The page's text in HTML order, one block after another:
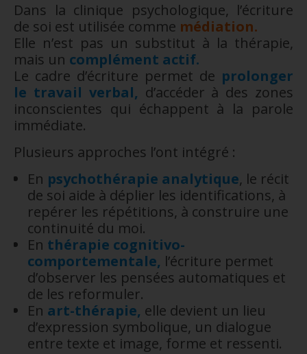
Dans la clinique psychologique, l’écriture
de soi est utilisée comme médiation.
Elle n’est pas un substitut à la thérapie,
mais un complément actif.
Le cadre d’écriture permet de prolonger
le travail verbal, d’accéder à des zones
inconscientes qui échappent à la parole
immédiate.
Plusieurs approches l’ont intégré :
En psychothérapie analytique, le récit
de soi aide à déplier les identifications, à
repérer les répétitions, à construire une
continuité du moi.
En thérapie cognitivo-
comportementale, l’écriture permet
d’observer les pensées automatiques et
de les reformuler.
En art-thérapie, elle devient un lieu
d’expression symbolique, un dialogue
entre texte et image, forme et ressenti.